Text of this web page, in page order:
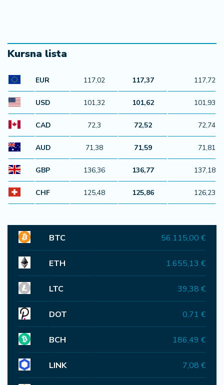
Kursna lista
EUR 117,02 117,37 117,72
USD 101,32 101,62 101,93
CAD 72,3 72,52 72,74
AUD 71,38 71,59 71,81
GBP 136,36 136,77 137,18
CHF 125,48 125,86 126,23
BTC 56.115,00 €
ETH 1.655,13 €
LTC 39,38 €
DOT 0,71 €
BCH 186,49 €
LINK 7,08 €